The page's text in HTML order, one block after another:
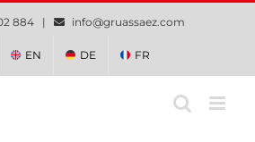
884 | info@gruassaez.com
EN DE FR